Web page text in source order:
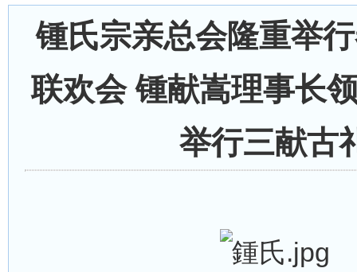
锺氏宗亲总会隆重举
联欢会 锺献嵩理事长
举行三献古